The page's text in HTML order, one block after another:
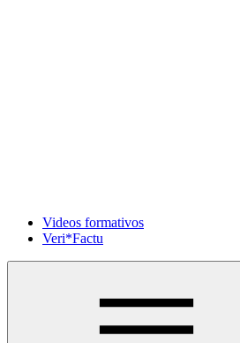
Videos formativos
Veri*Factu